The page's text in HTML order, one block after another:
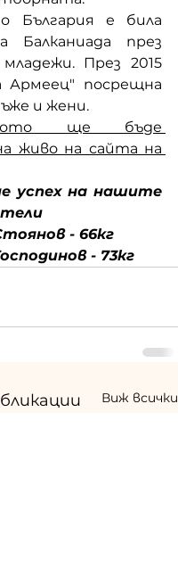
България е била
Балканиада през
През 2015
Армеец" посрещна
и жени.
ще бъде
живо на сайта на
успех на нашите
- 66кг
- 73кг
Виж всички